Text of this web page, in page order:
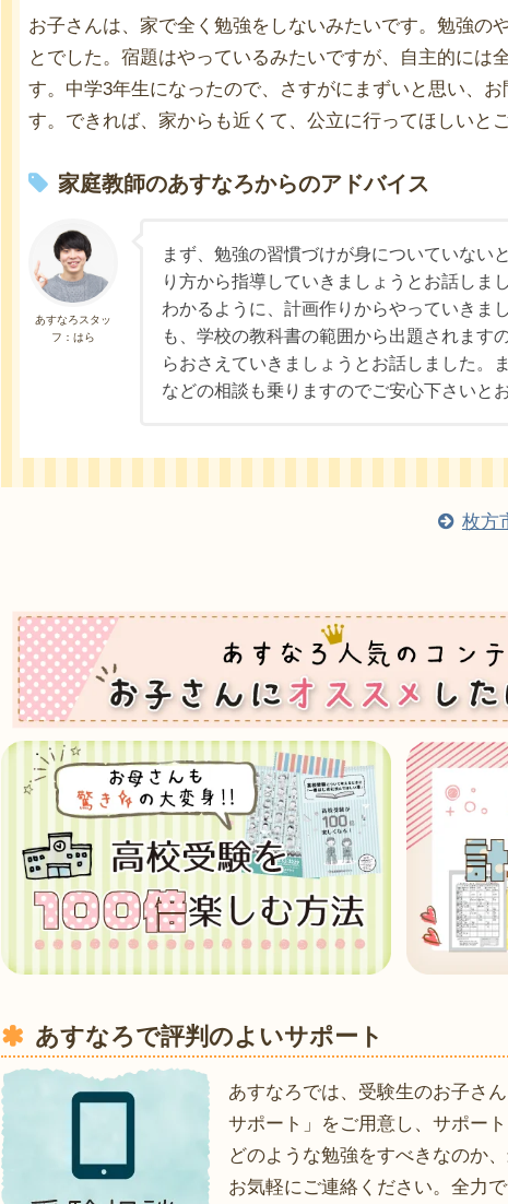
お子さんは、家で全く勉強をしないみたいです。勉強の
とでした。宿題はやっているみたいですが、自主的には
す。中学3年生になったので、さすがにまずいと思い、
す。できれば、家からも近くて、公立に行ってほしいと
家庭教師のあすなろからのアドバイス
あすなろスタッ
フ：はら
まず、勉強の習慣づけが身についていない
り方から指導していきましょうとお話しま
わかるように、計画作りからやっていきま
も、学校の教科書の範囲から出題されます
らおさえていきましょうとお話しました。
などの相談も乗りますのでご安心下さいと
枚方
あすなろで評判のよいサポート
あすなろでは、受験生のお子さ
サポート」をご用意し、サポー
どのような勉強をすべきなのか
お気軽にご連絡ください。全力